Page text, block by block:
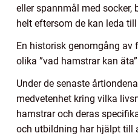
eller spannmål med socker,
helt eftersom de kan leda
En historisk genomgång av
olika ”vad hamstrar kan
Under de senaste
medvetenhet kring vilka
hamstrar och deras
och utbildning har hjälpt till